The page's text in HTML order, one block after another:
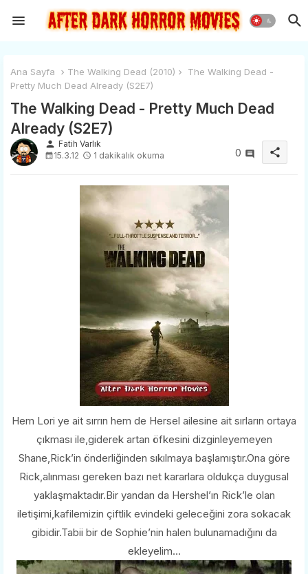
Ana Sayfa The Walking Dead (2010)
The Walking Dead -
Pretty Much Dead Already (S2E7)
The Walking Dead - Pretty Much Dead
Already (S2E7)
person Fatih Varlık
15.3.12
1 dakikalık okuma 0 share
Hem Lori ye ait sırrın hem de Hersel ailesine ait sırların ortaya
çıkması ile,giderek artan öfkesini dizginleyemeyen
Shane,Rick’in önderliğinden sıkılmaya başlamıştır.Ona göre
Rick,alınması gereken bazı net kararlara oldukça duygusal
yaklaşmaktadır.Bir yandan da Hershel’ın Rick’le olan
iletişimi,kafilemizin çiftlik evindeki geleceğini zora sokacak
gibidir.Tabii bir de Sophie’nin halen bulunamadığını da
ekleyelim…